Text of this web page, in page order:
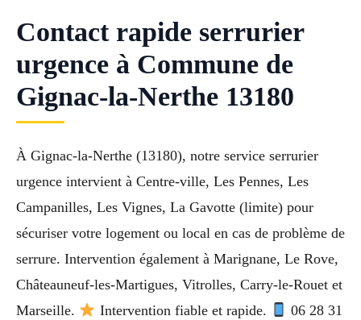
Contact rapide serrurier
urgence à Commune de
Gignac-la-Nerthe 13180
À Gignac-la-Nerthe (13180), notre service serrurier
urgence intervient à Centre-ville, Les Pennes, Les
Campanilles, Les Vignes, La Gavotte (limite) pour
sécuriser votre logement ou local en cas de problème de
serrure. Intervention également à Marignane, Le Rove,
Châteauneuf-les-Martigues, Vitrolles, Carry-le-Rouet et
Marseille.
Intervention fiable et rapide.
06 28 31